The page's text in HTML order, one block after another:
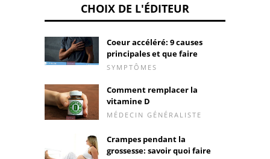
CHOIX DE L'ÉDITEUR
Coeur accéléré: 9 causes
principales et que faire
SYMPTÔMES
Comment remplacer la
vitamine D
MÉDECIN GÉNÉRALISTE
Crampes pendant la
grossesse: savoir quoi faire